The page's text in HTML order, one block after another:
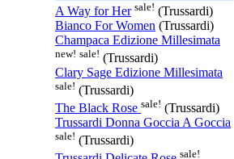
A Way for Her sale! (Trussardi)
Bianco For Women (Trussardi)
Champaca Edizione Millesimata
new! sale! (Trussardi)
Clary Sage Edizione Millesimata
sale! (Trussardi)
The Black Rose sale! (Trussardi)
Trussardi Donna Goccia A Goccia
sale! (Trussardi)
sale!